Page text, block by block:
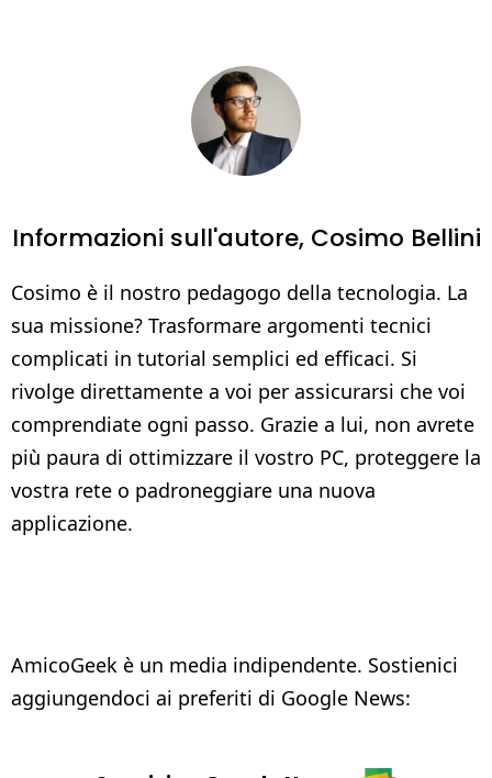
Informazioni sull'autore, Cosimo Bellini
Cosimo è il nostro pedagogo della tecnologia. La
sua missione? Trasformare argomenti tecnici
complicati in tutorial semplici ed efficaci. Si
rivolge direttamente a voi per assicurarsi che voi
comprendiate ogni passo. Grazie a lui, non avrete
più paura di ottimizzare il vostro PC, proteggere la
vostra rete o padroneggiare una nuova
applicazione.
AmicoGeek è un media indipendente. Sostienici
aggiungendoci ai preferiti di Google News: